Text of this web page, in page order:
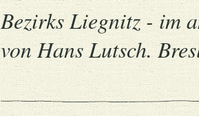
Bezirks Liegnitz - im
von Hans Lutsch.